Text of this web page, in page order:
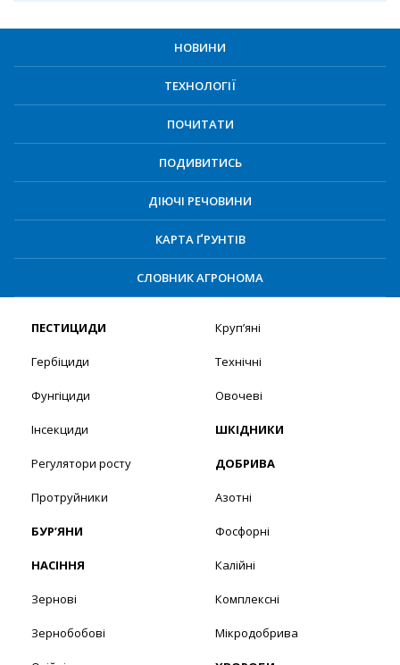
НОВИНИ
ТЕХНОЛОГІЇ
ПОЧИТАТИ
ПОДИВИТИСЬ
ДІЮЧІ РЕЧОВИНИ
КАРТА ҐРУНТІВ
СЛОВНИК АГРОНОМА
ПЕСТИЦИДИ
Гербіциди
Фунгіциди
Інсекциди
Регулятори росту
Протруйники
БУР’ЯНИ
НАСІННЯ
Зернові
Зернобобові
Круп’яні
Технічні
Овочеві
ШКІДНИКИ
ДОБРИВА
Азотні
Фосфорні
Калійні
Комплексні
Мікродобрива